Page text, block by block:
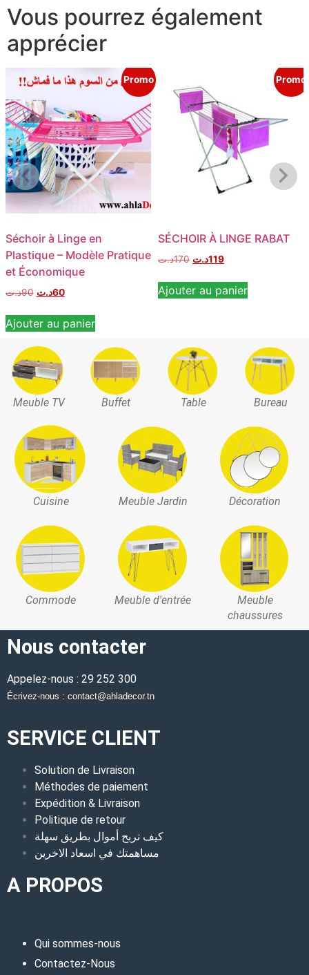
Vous pourrez également
apprécier
Promo
Séchoir à Linge en
Plastique – Modèle Pratique
et Économique
90د.ت 60د.ت
Ajouter au panier
Promo
SÉCHOIR À LINGE RABAT
170د.ت 119د.ت
Ajouter au panier
Meuble TV Buffet Table Bureau
Cuisine Meuble Jardin Décoration
Commode Meuble d'entrée
Meuble
chaussures
Nous contacter
Appelez-nous : 29 252 300
Écrivez-nous : contact@ahladecor.tn
SERVICE CLIENT
Solution de Livraison
Méthodes de paiement
Expédition & Livraison
Politique de retour
كيف تربح أموال بطريق سهلة
مساهمتك في اسعاد الاخرين
A PROPOS
Qui sommes-nous
Contactez-Nous